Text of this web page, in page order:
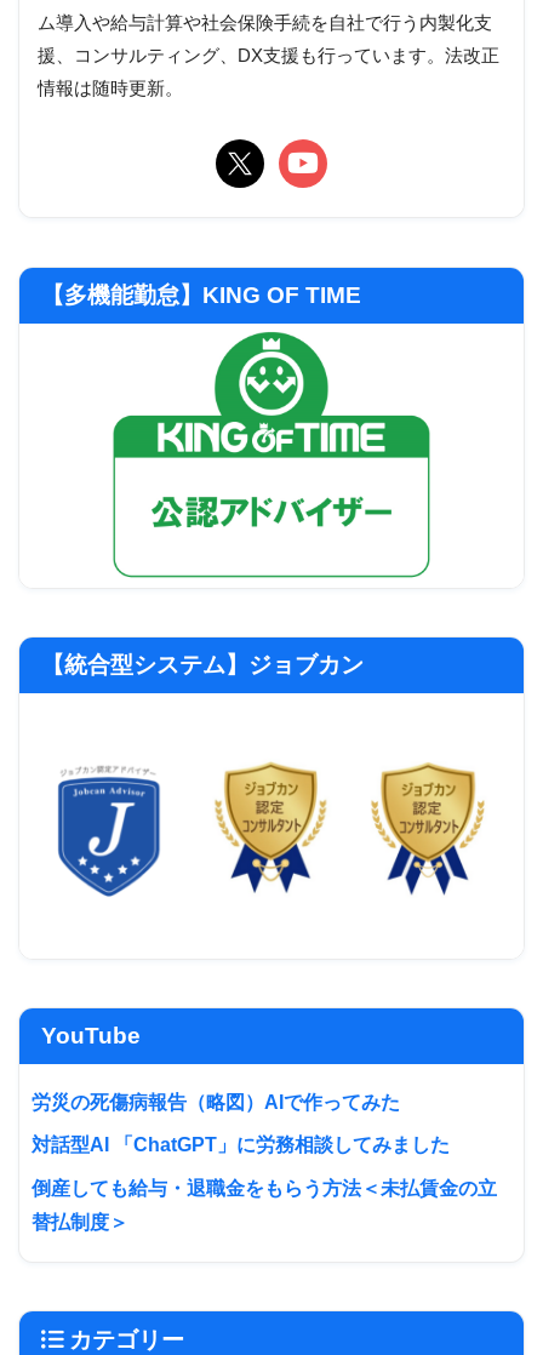
ム導入や給与計算や社会保険手続を自社で行う内製化支
援、コンサルティング、DX支援も行っています。法改正
情報は随時更新。
【多機能勤怠】KING OF TIME
【統合型システム】ジョブカン
YouTube
労災の死傷病報告（略図）AIで作ってみた
対話型AI 「ChatGPT」に労務相談してみました
倒産しても給与・退職金をもらう方法＜未払賃金の立
替払制度＞
カテゴリー